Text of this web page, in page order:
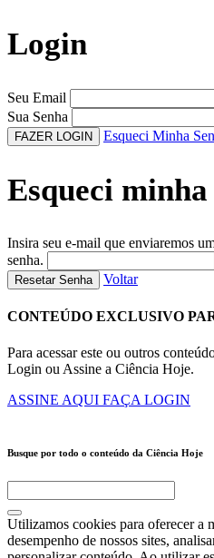
Login
Seu Email
Sua Senha
FAZER LOGIN Esqueci Minha
Esqueci minha
Insira seu e-mail que enviaremos
senha.
Resetar Senha Voltar
CONTEÚDO EXCLUSIVO
Para acessar este ou outros
Login ou Assine a Ciência Hoje.
ASSINE AQUI FAÇA LOGIN
Busque por todo o conteúdo da Ciência Hoje
Utilizamos cookies para oferecer a
desempenho de nossos sites,